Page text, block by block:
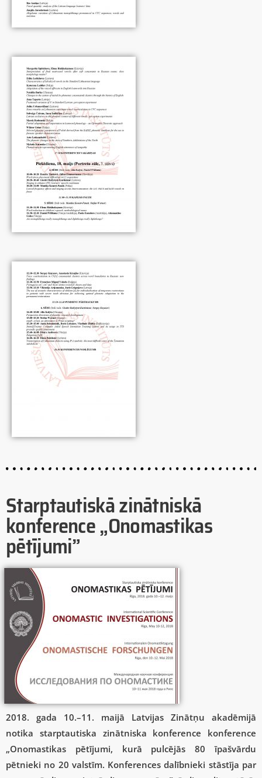
Starptautiskā zinātniskā
konference „Onomastikas
pētījumi”
2018. gada 10.–11. maijā Latvijas Zinātņu akadēmijā
notika starptautiska zinātniska konference konference
„Onomastikas pētījumi, kurā pulcējās 80 īpašvārdu
pētnieki no 20 valstīm. Konferences dalībnieki stāstīja par